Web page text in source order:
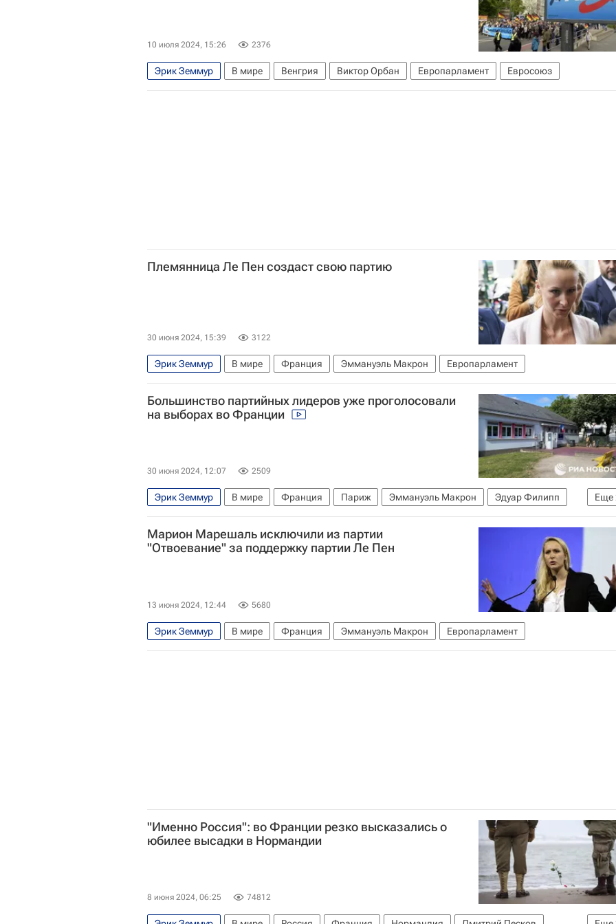
10 июля 2024, 15:26 2376
Эрик Земмур В мире Венгрия Виктор Орбан Европарламент Евросоюз
Племянница Ле Пен создаст свою партию
30 июня 2024, 15:39 3122
Эрик Земмур В мире Франция Эммануэль Макрон Европарламент
Большинство партийных лидеров уже проголосовали
на выборах во Франции
30 июня 2024, 12:07 2509
Еще
Эрик Земмур В мире Франция Париж Эммануэль Макрон
Эдуар Филипп
Европарламент
Парламентские выборы во Франции — 2024
Марион Марешаль исключили из партии
"Отвоевание" за поддержку партии Ле Пен
13 июня 2024, 12:44 5680
Эрик Земмур В мире Франция Эммануэль Макрон Европарламент
"Именно Россия": во Франции резко высказались о
юбилее высадки в Нормандии
8 июня 2024, 06:25 74812